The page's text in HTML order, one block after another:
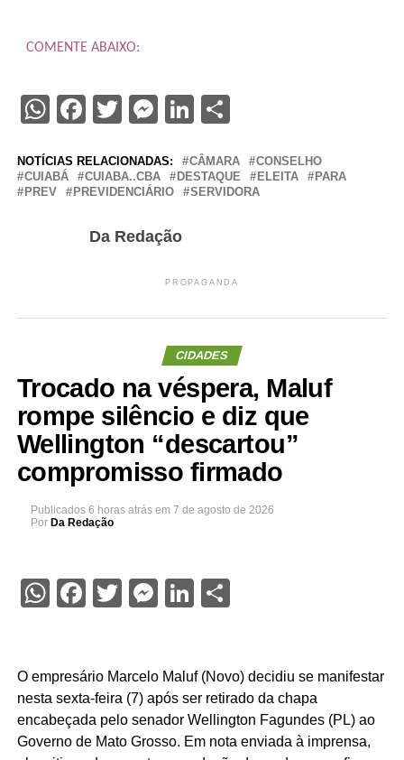
COMENTE ABAIXO:
WhatsApp
Facebook
Twitter
Messenger
LinkedIn
Share
NOTÍCIAS RELACIONADAS: CÂMARA
CONSELHO
CUIABÁ
CUIABA..CBA DESTAQUE ELEITA
PARA
PREV
PREVIDENCIÁRIO SERVIDORA
Da Redação
PROPAGANDA
CIDADES
Trocado na véspera, Maluf
rompe silêncio e diz que
Wellington “descartou”
compromisso firmado
Publicados 6 horas atrás em 7 de agosto de 2026
Por Da Redação
WhatsApp
Facebook
Twitter
Messenger
LinkedIn
Share
O empresário Marcelo Maluf (Novo) decidiu se manifestar
nesta sexta-feira (7) após ser retirado da chapa
encabeçada pelo senador Wellington Fagundes (PL) ao
Governo de Mato Grosso. Em nota enviada à imprensa,